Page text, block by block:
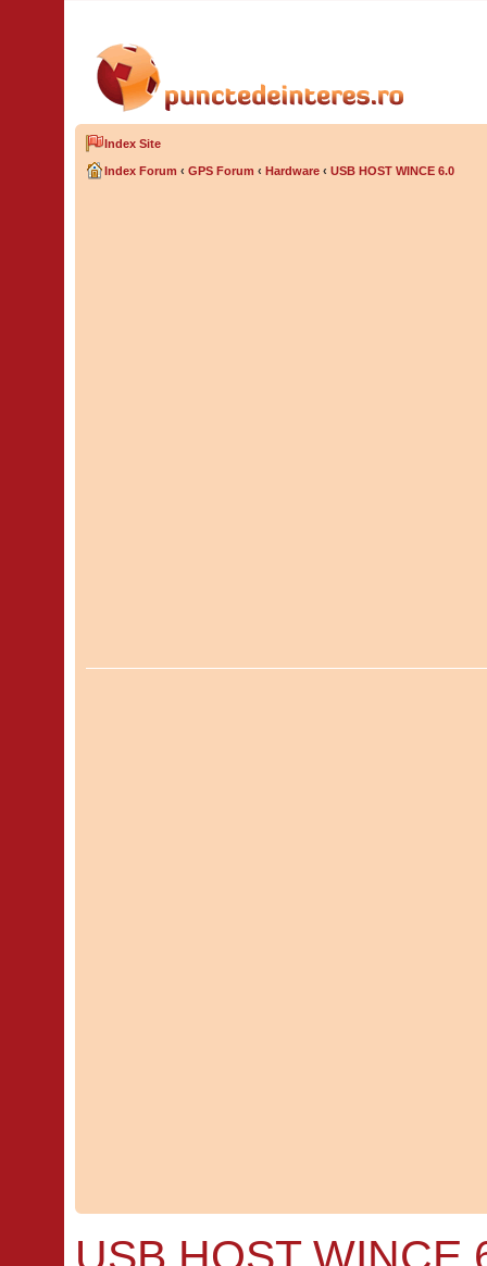
Index Site
Index Forum ‹ GPS Forum ‹ Hardware ‹ USB HOST WINCE 6.0